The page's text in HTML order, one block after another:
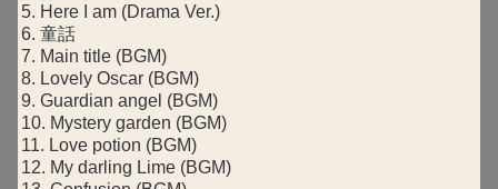
5. Here I am (Drama Ver.)
6. 童話
7. Main title (BGM)
8. Lovely Oscar (BGM)
9. Guardian angel (BGM)
10. Mystery garden (BGM)
11. Love potion (BGM)
12. My darling Lime (BGM)